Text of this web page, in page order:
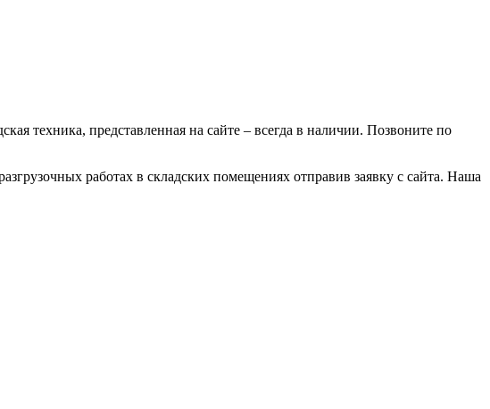
техника, представленная на сайте – всегда в наличии. Позвоните по
работах в складских помещениях отправив заявку с сайта. Наша